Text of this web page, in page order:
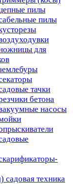
пилы
пилы
для
тачки
бетона
насосы
садовая техника